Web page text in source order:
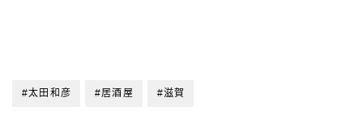
#太田和彦 #居酒屋 #滋賀